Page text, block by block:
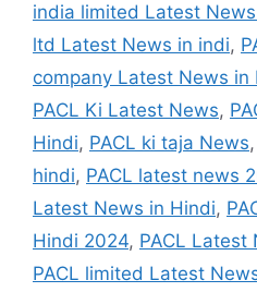
india limited Latest
ltd Latest News in indi,
company Latest News in
PACL Ki Latest News,
Hindi, PACL ki taja News,
hindi, PACL latest news
Latest News in Hindi,
Hindi 2024, PACL Latest
PACL limited Latest